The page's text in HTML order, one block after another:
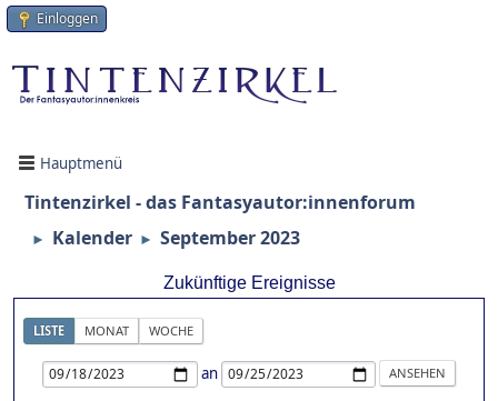
Einloggen
Hauptmenü
Tintenzirkel - das Fantasyautor:innenforum
► Kalender ► September 2023
Zukünftige Ereignisse
LISTE MONAT WOCHE
an